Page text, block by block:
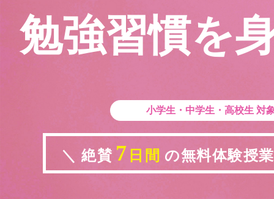
勉強習慣を
小学生・中学生・高校生 対
＼ 絶賛 7 日間 の無料体験授